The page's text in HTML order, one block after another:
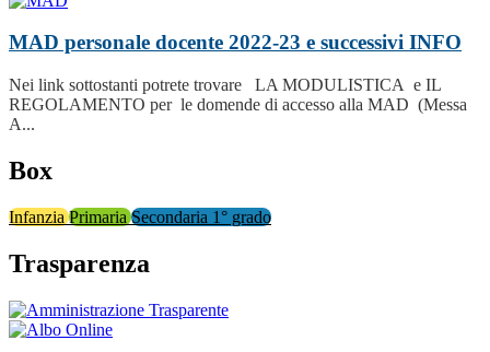
MAD personale docente 2022-23 e successivi INFO
Nei link sottostanti potrete trovare LA MODULISTICA e IL
REGOLAMENTO per le domende di accesso alla MAD (Messa
A...
Box
InfanziaPrimariaSecondaria 1° grado
Trasparenza